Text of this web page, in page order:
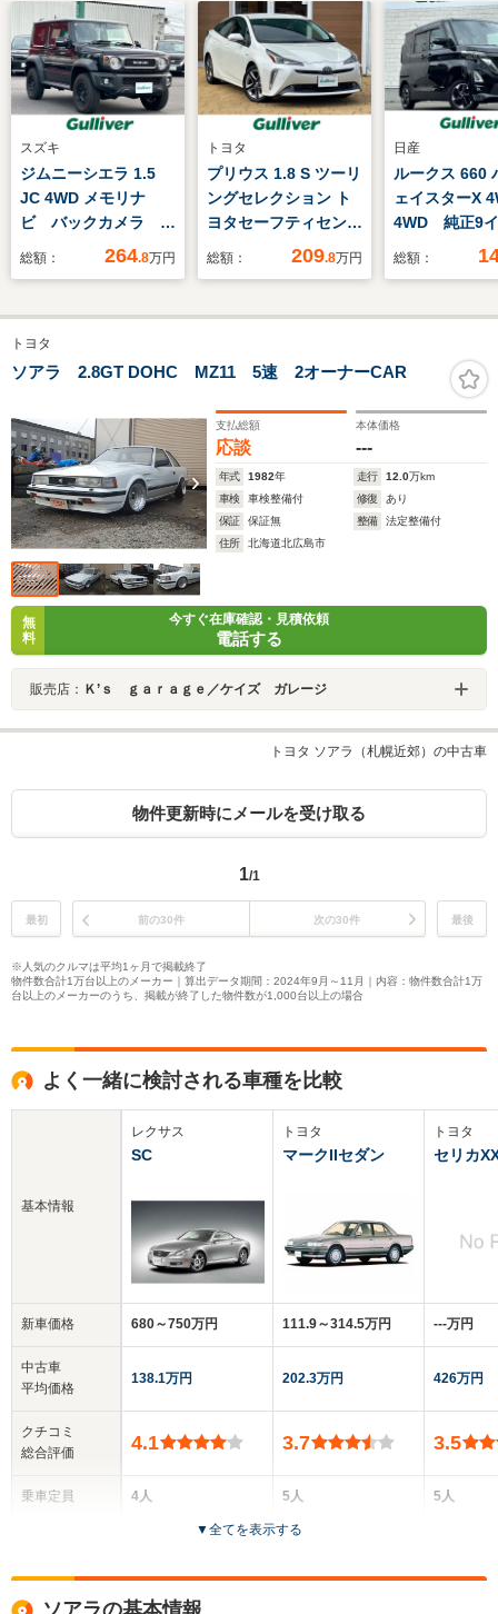
スズキ
ジムニーシエラ 1.5
JC 4WD メモリナ
ビ バックカメラ 前
席シートヒーター フ
トロール Bluetooth
接続 純正フロアマッ
ト 衝突軽減ブレー
純正AW付き夏タイヤ
車載
総額： 264.8万円
トヨタ
プリウス 1.8 S ツーリ
ングセレクション ト
ヨタセーフティセン
ス トヨタ純正7イン
アルミホイール シー
プッシュスタート ク
バックカメラ
総額： 209.8万円
日産
ルークス 660
ェイスターX
4WD 純正9
ビ フルセグ
ア アイドリ
衝突被害軽減
キ プッシュ
ト シートヒ
総額：
トヨタ
ソアラ 2.8GT DOHC MZ11 5速 2オーナーCAR
支払総額
応談
本体価格
---
年式 1982年 走行 12.0万km
車検
車検整備付 修復
あり
保証
保証無 整備
法定整備付
住所
北海道北広島市
無
料
今すぐ在庫確認・見積依頼
電話する
販売店： Ｋ’ｓ ｇａｒａｇｅ／ケイズ ガレージ
トヨタ ソアラ（札幌近郊）の中古車
物件更新時にメールを受け取る
1/1
最初 前の30件 次の30件 最後
※人気のクルマは平均1ヶ月で掲載終了
物件数合計1万台以上のメーカー｜算出データ期間：2024年9月～11月｜内容：物件数合計1万
台以上のメーカーのうち、掲載が終了した物件数が1,000台以上の場合
よく一緒に検討される車種を比較
基本情報
新車価格
中古車
平均価格
クチコミ
総合評価
乗車定員
レクサス
SC
680～750万円
138.1万円
4.1
4人
全高
トヨタ
マークIIセダン
111.9～314.5万円
202.3万円
3.7
5人
4ドア
トヨタ
セリカ
‐‐‐万円
426万円
3.5
5人
▼全てを表示する
ソアラの基本情報